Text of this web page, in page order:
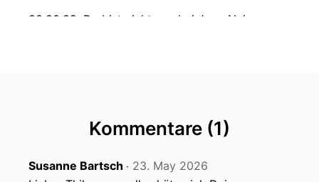
00:00:09: Du bist nicht neu bei Jung Naiv.
Kommentare (1)
Susanne Bartsch ‧ 23. May 2026